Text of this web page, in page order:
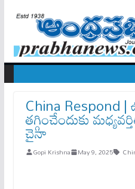
China Respond |
త‌గ్గించేందుకు
చైనా
Gopi Krishna May 9, 2025